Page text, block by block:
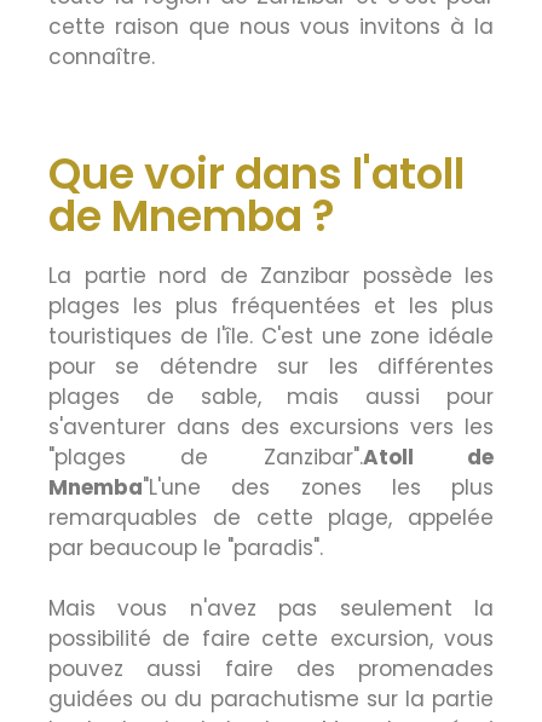
cette raison que nous vous invitons à la
connaître.
Que voir dans l'atoll
de Mnemba ?
La partie nord de Zanzibar possède les
plages les plus fréquentées et les plus
touristiques de l'île. C'est une zone idéale
pour se détendre sur les différentes
plages de sable, mais aussi pour
s'aventurer dans des excursions vers les
"plages de Zanzibar".Atoll de
Mnemba"L'une des zones les plus
remarquables de cette plage, appelée
par beaucoup le "paradis".
Mais vous n'avez pas seulement la
possibilité de faire cette excursion, vous
pouvez aussi faire des promenades
guidées ou du parachutisme sur la partie